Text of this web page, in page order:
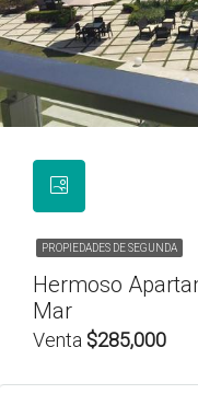
PROPIEDADES DE SEGUNDA
Hermoso
Mar
Venta $285,000